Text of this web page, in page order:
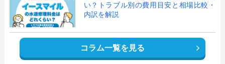
い？トラブル別の費用目安と相場比較・
内訳を解説
コラム一覧を見る